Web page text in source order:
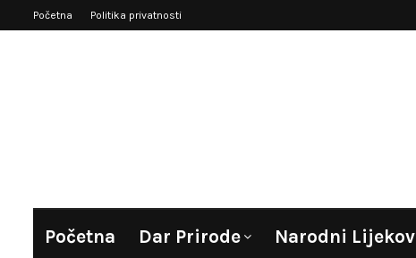
Početna Politika privatnosti
Početna Dar Prirode Narodni